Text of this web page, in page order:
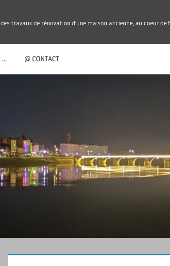
travaux de rénovation d'une maison ancienne, au coeur de
… @ CONTACT